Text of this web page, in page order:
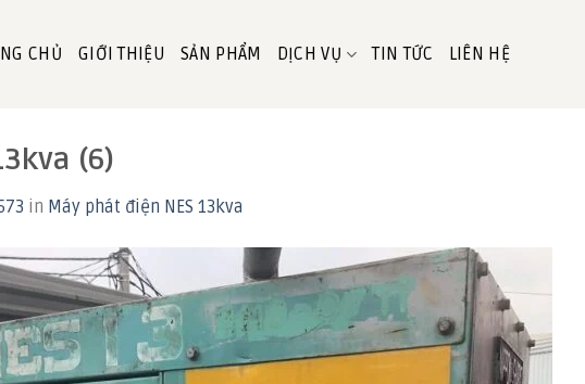
CHỦ GIỚI THIỆU SẢN PHẨM DỊCH VỤ TIN TỨC LIÊN HỆ
(6)
in Máy phát điện NES 13kva